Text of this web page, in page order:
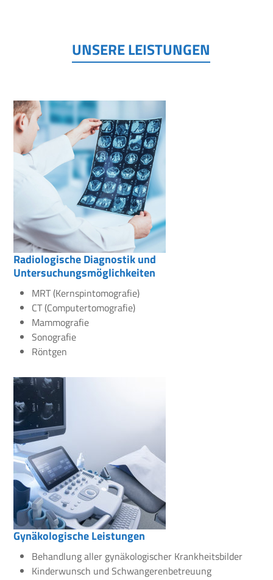
UNSERE LEISTUNGEN
Radiologische Diagnostik und
Untersuchungsmöglichkeiten
MRT (Kernspintomografie)
CT (Computertomografie)
Mammografie
Sonografie
Röntgen
Gynäkologische Leistungen
Behandlung aller gynäkologischer Krankheitsbilder
Kinderwunsch und Schwangerenbetreuung